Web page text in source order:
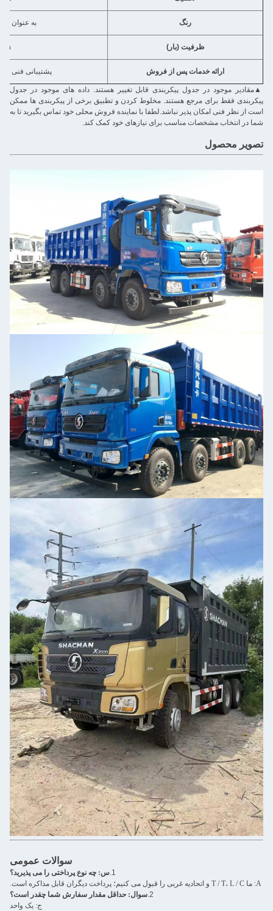
رنگ به عنوان
ظرفیت (بار) ۳۱ تا ۴۰ تن
ارائه خدمات پس از فروش پشتیبانی فنی
▲مقادیر موجود در جدول پیکربندی قابل تغییر هستند. داده های موجود در جدول
پیکربندی فقط برای مرجع هستند. مخلوط کردن و تطبیق برخی از پیکربندی ها ممکن
است از نظر فنی امکان پذیر نباشد.لطفا با نماینده فروش محلی خود تماس بگیرید تا به
شما در انتخاب مشخصات مناسب برای نیازهای خود کمک کند.
تصویر محصول
سوالات عمومی
1. س: چه نوع پرداختی را می پذیرید؟
A: ما T / T، L / C و اتحادیه غربی را قبول می کنیم؛ پرداخت دیگران قابل مذاکره است.
2. سوال: حداقل مقدار سفارش شما چقدر است؟
ج: یک واحد